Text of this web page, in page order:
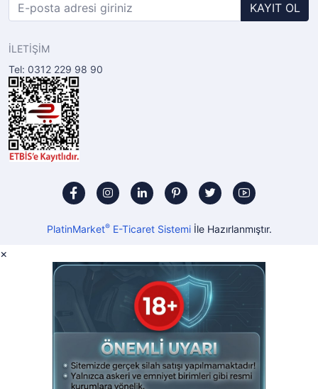
KAYIT OL
İLETİŞİM
Tel: 0312 229 98 90
PlatinMarket®E-Ticaret Sistemiİle Hazırlanmıştır.
×